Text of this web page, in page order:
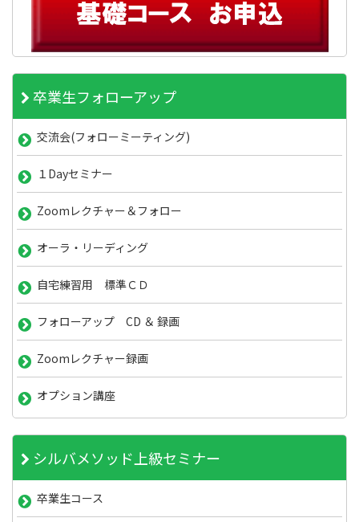
卒業生フォローアップ
交流会(フォローミーティング)
１Dayセミナー
Zoomレクチャー＆フォロー
オーラ・リーディング
自宅練習用 標準ＣＤ
フォローアップ CD ＆ 録画
Zoomレクチャー録画
オプション講座
シルバメソッド上級セミナー
卒業生コース